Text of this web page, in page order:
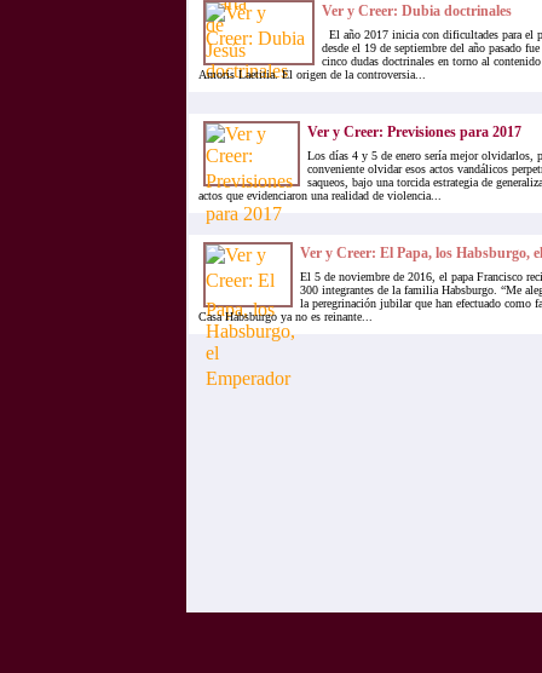
Ver y Creer: Dubia doctrinales
El año 2017 inicia con dificultades para el
desde el 19 de septiembre del año pasado
cinco dudas doctrinales en torno al
Amoris Laetitia. El origen de la controversia...
Ver y Creer: Previsiones para 2017
Los días 4 y 5 de enero sería mejor olvidarlos,
conveniente olvidar esos actos vandálicos
saqueos, bajo una torcida estrategia de
actos que evidenciaron una realidad de violencia...
Ver y Creer: El Papa, los Habsburgo,
El 5 de noviembre de 2016, el papa Francisco
300 integrantes de la familia Habsburgo. “Me
la peregrinación jubilar que han efectuado como
Casa Habsburgo ya no es reinante...